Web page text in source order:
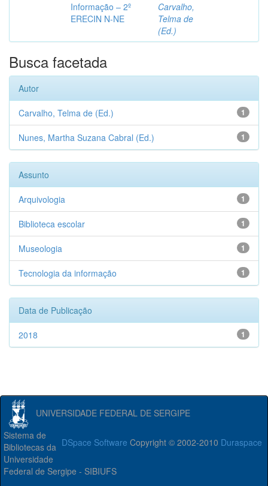
Informação – 2º
ERECIN N-NE
Carvalho,
Telma de
(Ed.)
Busca facetada
Autor
1
Carvalho, Telma de (Ed.)
1
Nunes, Martha Suzana Cabral (Ed.)
Assunto
1
Arquivologia
1
Biblioteca escolar
1
Museologia
1
Tecnologia da informação
Data de Publicação
1
2018
UNIVERSIDADE FEDERAL DE SERGIPE
DSpace Software Copyright © 2002-2010 Duraspace
Sistema de
Bibliotecas da
Universidade
Federal de Sergipe - SIBIUFS